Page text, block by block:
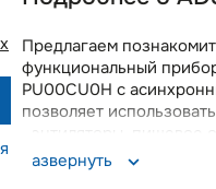
Предлагаем
функциональный
PU00CU0H с
позволяет
вентиляторы, пищевое
этикетировочного,
(скалярный и
Развернуть